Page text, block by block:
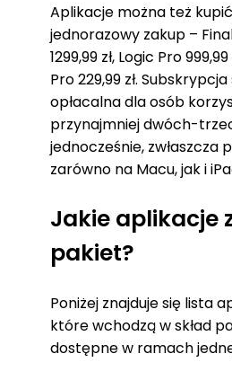
Aplikacje można też
jednorazowy zakup –
1299,99 zł, Logic Pro
Pro 229,99 zł.
opłacalna dla osób
przynajmniej dwóch-
jednocześnie, zwłaszcza
zarówno na Macu, jak i
Jakie aplikacje
pakiet?
Poniżej znajduje się lista
które wchodzą w skład
dostępne w ramach